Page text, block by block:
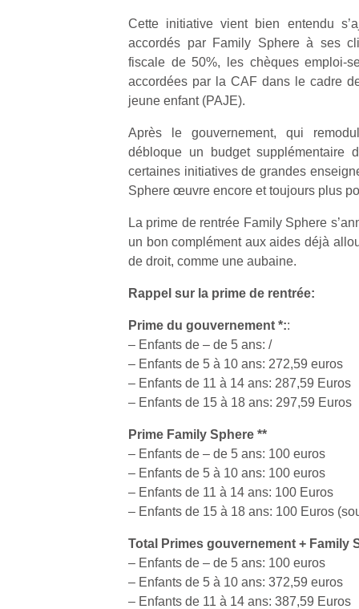
Cette initiative vient bien entendu
accordés par Family Sphere à ses
fiscale de 50%, les chèques emploi-
accordées par la CAF dans le cadre
jeune enfant (PAJE).
Après le gouvernement, qui
débloque un budget supplémentaire
certaines initiatives de grandes
Sphere œuvre encore et toujours plus
La prime de rentrée Family Sphere
un bon complément aux aides déjà
de droit, comme une aubaine.
Rappel sur la prime de rentrée:
Prime du gouvernement *::
– Enfants de – de 5 ans: /
– Enfants de 5 à 10 ans: 272,59 euros
– Enfants de 11 à 14 ans: 287,59 Euros
– Enfants de 15 à 18 ans: 297,59 Euros
Prime Family Sphere **
– Enfants de – de 5 ans: 100 euros
– Enfants de 5 à 10 ans: 100 euros
– Enfants de 11 à 14 ans: 100 Euros
– Enfants de 15 à 18 ans: 100 Euros
Total Primes gouvernement + Family
– Enfants de – de 5 ans: 100 euros
– Enfants de 5 à 10 ans: 372,59 euros
– Enfants de 11 à 14 ans: 387,59 Euros